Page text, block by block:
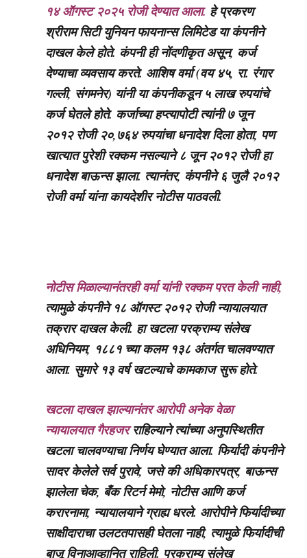
१४ ऑगस्ट २०२५ रोजी देण्यात आला. हे प्रकरण
श्रीराम सिटी युनियन फायनान्स लिमिटेड या कंपनीने
दाखल केले होते. कंपनी ही नोंदणीकृत असून, कर्ज
देण्याचा व्यवसाय करते. आशिष वर्मा (वय ४५, रा. रंगार
गल्ली, संगमनेर) यांनी या कंपनीकडून ५ लाख रुपयांचे
कर्ज घेतले होते. कर्जाच्या हप्त्यापोटी त्यांनी ७ जून
२०१२ रोजी २०,७६४ रुपयांचा धनादेश दिला होता, पण
खात्यात पुरेशी रक्कम नसल्याने ८ जून २०१२ रोजी हा
धनादेश बाऊन्स झाला. त्यानंतर, कंपनीने ६ जुलै २०१२
रोजी वर्मा यांना कायदेशीर नोटीस पाठवली.
नोटीस मिळाल्यानंतरही वर्मा यांनी रक्कम परत केली नाही,
त्यामुळे कंपनीने १८ ऑगस्ट २०१२ रोजी न्यायालयात
तक्रार दाखल केली. हा खटला परक्राम्य संलेख
अधिनियम, १८८१ च्या कलम १३८ अंतर्गत चालवण्यात
आला. सुमारे १३ वर्ष खटल्याचे कामकाज सुरू होते.
खटला दाखल झाल्यानंतर आरोपी अनेक वेळा
न्यायालयात गैरहजरराहिल्याने त्यांच्या अनुपस्थितीत
खटला चालवण्याचा निर्णय घेण्यात आला. फिर्यादी कंपनीने
सादर केलेले सर्व पुरावे, जसे की अधिकारपत्र, बाऊन्स
झालेला चेक, बँक रिटर्न मेमो, नोटीस आणि कर्ज
करारनामा, न्यायालयाने ग्राह्य धरले. आरोपीने फिर्यादीच्या
साक्षीदाराचा उलटतपासही घेतला नाही, त्यामुळे फिर्यादीची
बाजू विनाआव्हानित राहिली. परक्राम्य संलेख